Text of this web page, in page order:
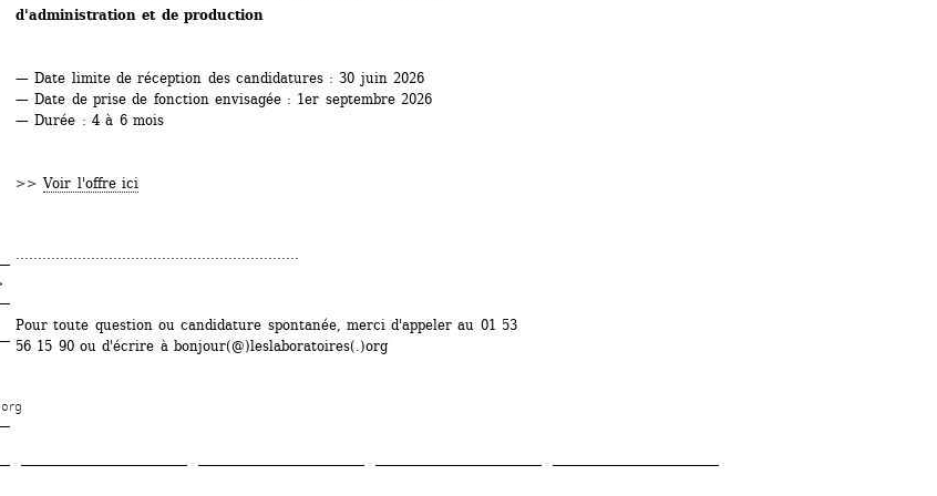
d'administration et de production
— Date limite de réception des candidatures : 30 juin 2026
— Date de prise de fonction envisagée : 1er septembre 2026
— Durée : 4 à 6 mois
>> Voir l'offre ici
................................................................
Pour toute question ou candidature spontanée, merci d'appeler au 01 53
56 15 90 ou d'écrire à bonjour(@)leslaboratoires(.)org